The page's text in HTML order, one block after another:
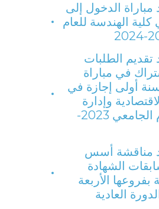
مباراة الدخول إلى
الهندسة للعام
تقديم الطلبات
في مباراة
أولى إجازة في
وإدارة
الأعمال للعام الجامعي 2023-
مناقشة أسس
الشهادة
بفروعها الأربعة